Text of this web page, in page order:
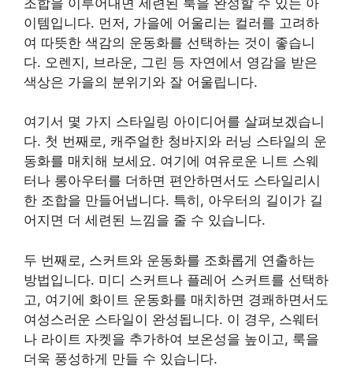
이템입니다. 먼저, 가을에 어울리는 컬러를 고려하
여 따뜻한 색감의 운동화를 선택하는 것이 좋습니
다. 오렌지, 브라운, 그린 등 자연에서 영감을 받은
색상은 가을의 분위기와 잘 어울립니다.
여기서 몇 가지 스타일링 아이디어를 살펴보겠습니
다. 첫 번째로, 캐주얼한 청바지와 러닝 스타일의 운
동화를 매치해 보세요. 여기에 여유로운 니트 스웨
터나 롱아우터를 더하면 편안하면서도 스타일리시
한 조합을 만들어냅니다. 특히, 아우터의 길이가 길
어지면 더 세련된 느낌을 줄 수 있습니다.
두 번째로, 스커트와 운동화를 조화롭게 연출하는
방법입니다. 미디 스커트나 플레어 스커트를 선택하
고, 여기에 화이트 운동화를 매치하면 경쾌하면서도
여성스러운 스타일이 완성됩니다. 이 경우, 스웨터
나 라이트 자켓을 추가하여 보온성을 높이고, 룩을
더욱 풍성하게 만들 수 있습니다.